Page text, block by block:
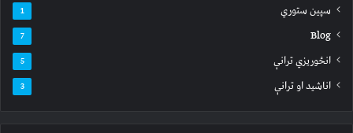
سپين ستوري 1
Blog
7
انځوریزي ترانې 5
اناشید او ترانې 3